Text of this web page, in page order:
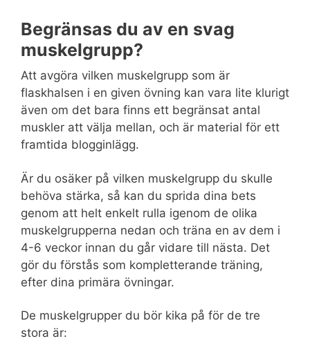
Begränsas du av en svag
muskelgrupp?
Att avgöra vilken muskelgrupp som är
flaskhalsen i en given övning kan vara lite klurigt
även om det bara finns ett begränsat antal
muskler att välja mellan, och är material för ett
framtida blogginlägg.
Är du osäker på vilken muskelgrupp du skulle
behöva stärka, så kan du sprida dina bets
genom att helt enkelt rulla igenom de olika
muskelgrupperna nedan och träna en av dem i
4-6 veckor innan du går vidare till nästa. Det
gör du förstås som kompletterande träning,
efter dina primära övningar.
De muskelgrupper du bör kika på för de tre
stora är: